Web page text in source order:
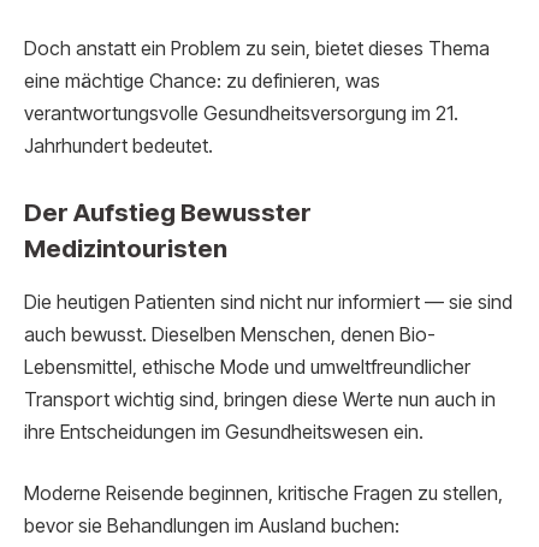
Doch anstatt ein Problem zu sein, bietet dieses Thema
eine mächtige Chance: zu definieren, was
verantwortungsvolle Gesundheitsversorgung im 21.
Jahrhundert bedeutet.
Der Aufstieg Bewusster
Medizintouristen
Die heutigen Patienten sind nicht nur informiert — sie sind
auch bewusst. Dieselben Menschen, denen Bio-
Lebensmittel, ethische Mode und umweltfreundlicher
Transport wichtig sind, bringen diese Werte nun auch in
ihre Entscheidungen im Gesundheitswesen ein.
Moderne Reisende beginnen, kritische Fragen zu stellen,
bevor sie Behandlungen im Ausland buchen: